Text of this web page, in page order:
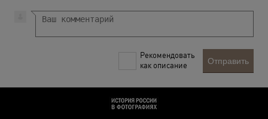
Рекомендовать
как описание
Отправить